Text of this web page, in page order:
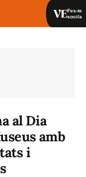
Fes-te
soci/a
al Dia
amb
i